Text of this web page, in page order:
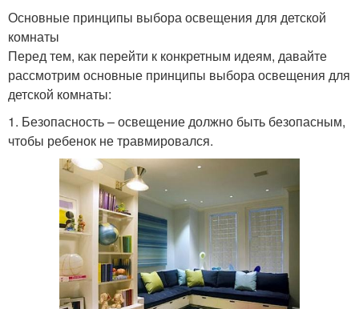
Основные принципы выбора освещения для детской
комнаты
Перед тем, как перейти к конкретным идеям, давайте
рассмотрим основные принципы выбора освещения для
детской комнаты:
1. Безопасность – освещение должно быть безопасным,
чтобы ребенок не травмировался.